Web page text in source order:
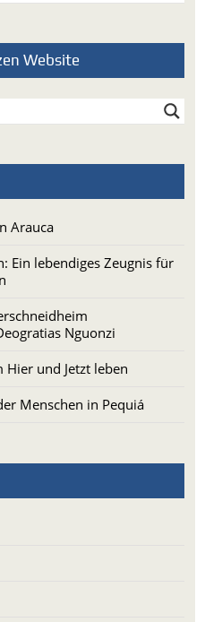
Website
Arauca
Ein lebendiges Zeugnis für
Nguonzi
und Jetzt leben
Menschen in Pequiá